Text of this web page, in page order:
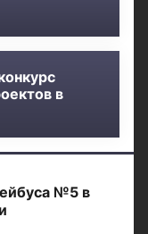
в
№5 в